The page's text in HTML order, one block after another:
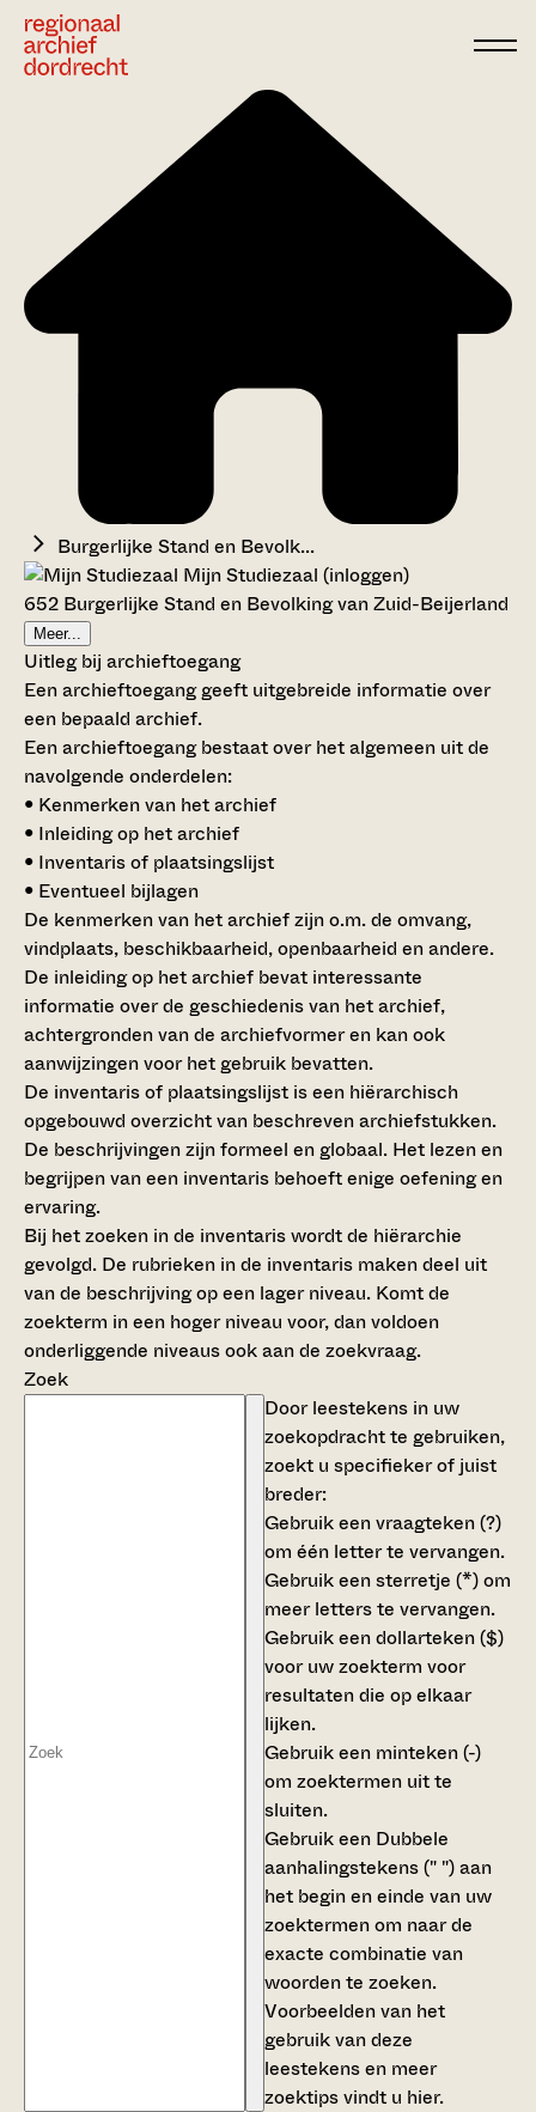
Burgerlijke Stand en Bevolk...
Mijn Studiezaal (inloggen)
652 Burgerlijke Stand en Bevolking van Zuid-Beijerland
Meer...
Uitleg bij archieftoegang
Een archieftoegang geeft uitgebreide informatie over
een bepaald archief.
Een archieftoegang bestaat over het algemeen uit de
navolgende onderdelen:
• Kenmerken van het archief
• Inleiding op het archief
• Inventaris of plaatsingslijst
• Eventueel bijlagen
De kenmerken van het archief zijn o.m. de omvang,
vindplaats, beschikbaarheid, openbaarheid en andere.
De inleiding op het archief bevat interessante
informatie over de geschiedenis van het archief,
achtergronden van de archiefvormer en kan ook
aanwijzingen voor het gebruik bevatten.
De inventaris of plaatsingslijst is een hiërarchisch
opgebouwd overzicht van beschreven archiefstukken.
De beschrijvingen zijn formeel en globaal. Het lezen en
begrijpen van een inventaris behoeft enige oefening en
ervaring.
Bij het zoeken in de inventaris wordt de hiërarchie
gevolgd. De rubrieken in de inventaris maken deel uit
van de beschrijving op een lager niveau. Komt de
zoekterm in een hoger niveau voor, dan voldoen
onderliggende niveaus ook aan de zoekvraag.
Zoek
Door leestekens in uw
zoekopdracht te gebruiken,
zoekt u specifieker of juist
breder:
Gebruik eenvraagteken (?)
om één letter te vervangen.
Gebruik eensterretje (*)om
meer letters te vervangen.
Gebruik eendollarteken ($)
voor uw zoekterm voor
resultaten die op elkaar
lijken.
Gebruik een minteken (-)
om zoektermen uit te
sluiten.
Gebruik een Dubbele
aanhalingstekens (" ")aan
het begin en einde van uw
zoektermen om naar de
exacte combinatie van
woorden te zoeken.
Voorbeelden van het
gebruik van deze
leestekens en meer
zoektips vindt u hier.